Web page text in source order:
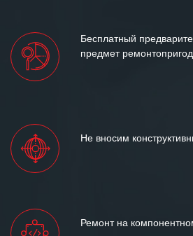
Бесплатный
предмет
Не вносим
Ремонт на